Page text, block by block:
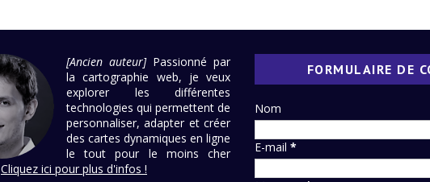
[Ancien auteur]Passionné par
la cartographie web, je veux
explorer les différentes
technologies qui permettent de
personnaliser, adapter et créer
des cartes dynamiques en ligne
le tout pour le moins cher
Cliquez ici pour plus d'infos !
FORMULAIRE DE
Nom
E-mail *